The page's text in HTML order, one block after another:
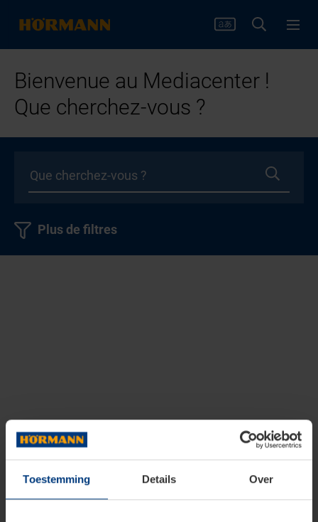
Toestemming Details Over
Bienvenue au Mediacenter !
Que cherchez-vous ?
Plus de filtres